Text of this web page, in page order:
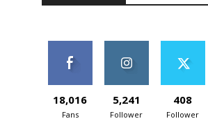
18,016
Fans
5,241
Follower
408
Follower